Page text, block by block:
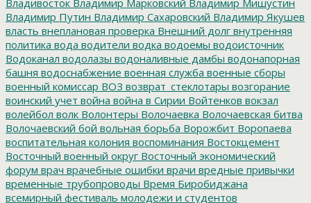
Владимир Путин Владимир Сахаровский Владимир Якушев
власть внеплановая проверка Внешний долг внутренняя
политика вода водители водка водоемы водоисточник
Водоканал водолазы водоналивные дамбы водонапорная
башня водоснабжение военная служба военные сборы
военный комиссар ВОЗ возврат_стеклотары возгорание
воинский учет война война в Сирии Войтенков вокзал
волейбол волк Волонтеры Волочаевка Волочаевская битва
Волочаевский бой вольная борьба Ворожбит Воропаева
воспитательная колония воспоминания Востокцемент
Восточный военный округ Восточный экономический
форум врач врачебные ошибки врачи вредные привычки
временные трубопроводы Время Биробиджана
всемирный фестиваль молодежи и студентов